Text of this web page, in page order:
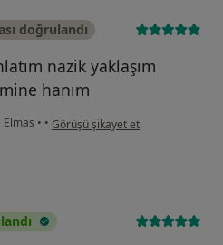
doğrulandı
nazik yaklaşım
hanım
Elmas • • kullanıcının görüşüne göre r ...b
Görüşü şikayet et